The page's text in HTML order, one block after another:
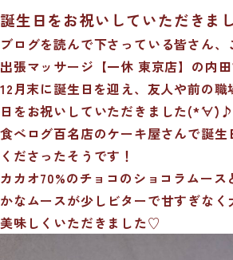
誕生日をお祝いしていただきま
ブログを読んで下さっている皆さん、
出張マッサージ【一休 東京店】の内田
12月末に誕生日を迎え、友人や前の
日をお祝いしていただきました(*´∀`)♪
食べログ百名店のケーキ屋さんで誕生
くださったそうです！
カカオ70%のチョコのショコラムース
かなムースが少しビターで甘すぎなく
美味しくいただきました♡